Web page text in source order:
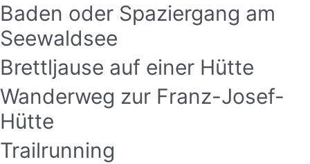
Baden oder Spaziergang am
Seewaldsee
Brettljause auf einer Hütte
Wanderweg zur Franz-Josef-
Hütte
Trailrunning